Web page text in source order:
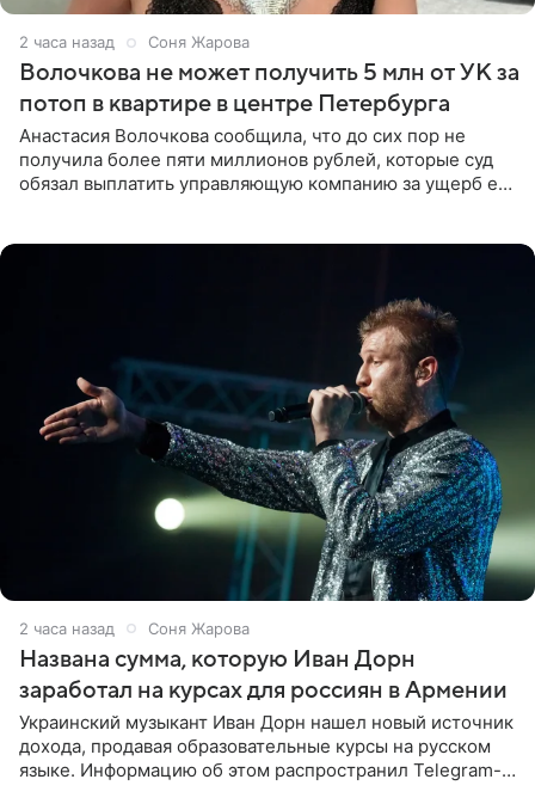
2 часа назад Соня Жарова
Волочкова не может получить 5 млн от УК за
потоп в квартире в центре Петербурга
Анастасия Волочкова сообщила, что до сих пор не
получила более пяти миллионов рублей, которые суд
обязал выплатить управляющую компанию за ущерб ее
2 часа назад Соня Жарова
Названа сумма, которую Иван Дорн
заработал на курсах для россиян в Армении
Украинский музыкант Иван Дорн нашел новый источник
дохода, продавая образовательные курсы на русском
языке. Информацию об этом распространил Telegram-